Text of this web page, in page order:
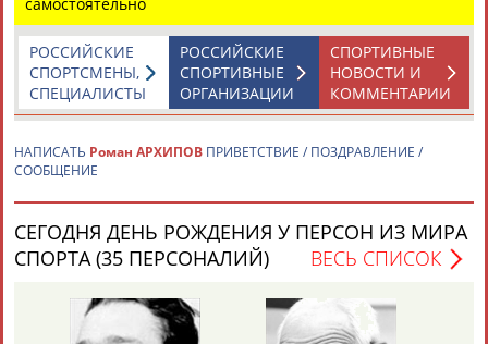
Каримжан
АБДРАХМАНОВ
Аделя
АБДРАХМАНОВА
Андрей
АБДУВАЛИЕВ
Герман
АБДУЛАЕВ
Рамазан
Камалудин
АБДУЛДАУДОВ
Абдула
АБДУЛЖАЛИЛОВ
Магомед
АБДУЛКАГИРОВ
Назир
СПОРТИВНЫЕ
НОВОСТИ И
КОММЕНТАРИИ
РОССИЙСКИЕ
СПОРТИВНЫЕ
ОРГАНИЗАЦИИ
РОССИЙСКИЕ
СПОРТСМЕНЫ,
СПЕЦИАЛИСТЫ
НАПИСАТЬ Роман АРХИПОВ ПРИВЕТСТВИЕ / ПОЗДРАВЛЕНИЕ /
СООБЩЕНИЕ
СЕГОДНЯ ДЕНЬ РОЖДЕНИЯ У ПЕРСОН ИЗ МИРА
СПОРТА (35 ПЕРСОНАЛИЙ)
ВЕСЬ СПИСОК